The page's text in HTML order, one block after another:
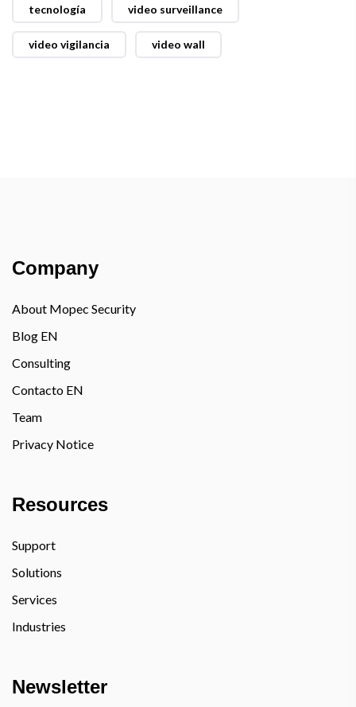
tecnología video surveillance
video vigilancia video wall
Company
About Mopec Security
Blog EN
Consulting
Contacto EN
Team
Privacy Notice
Resources
Support
Solutions
Services
Industries
Newsletter